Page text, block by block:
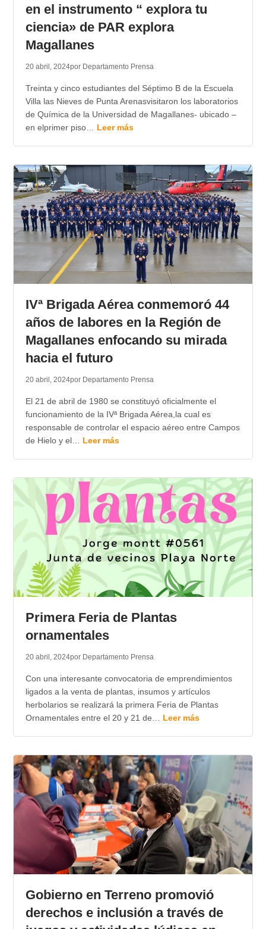
en el instrumento “ explora tu
ciencia» de PAR explora
Magallanes
20 abril, 2024por Departamento Prensa
Treinta y cinco estudiantes del Séptimo B de la Escuela
Villa las Nieves de Punta Arenasvisitaron los laboratorios
de Química de la Universidad de Magallanes- ubicado –
en elprimer piso… Leer más
IVª Brigada Aérea conmemoró 44
años de labores en la Región de
Magallanes enfocando su mirada
hacia el futuro
20 abril, 2024por Departamento Prensa
El 21 de abril de 1980 se constituyó oficialmente el
funcionamiento de la IVª Brigada Aérea,la cual es
responsable de controlar el espacio aéreo entre Campos
de Hielo y el… Leer más
Primera Feria de Plantas
ornamentales
20 abril, 2024por Departamento Prensa
Con una interesante convocatoria de emprendimientos
ligados a la venta de plantas, insumos y artículos
herbolarios se realizará la primera Feria de Plantas
Ornamentales entre el 20 y 21 de… Leer más
Gobierno en Terreno promovió
derechos e inclusión a través de